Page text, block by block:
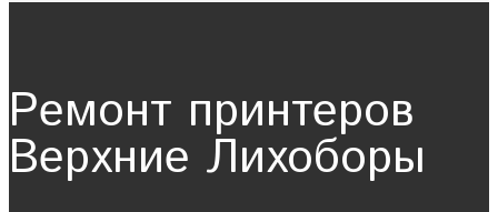
Ремонт принтеров
Верхние Лихоборы